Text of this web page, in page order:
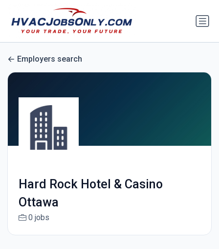
Employers search
Hard Rock Hotel & Casino
Ottawa
0 jobs